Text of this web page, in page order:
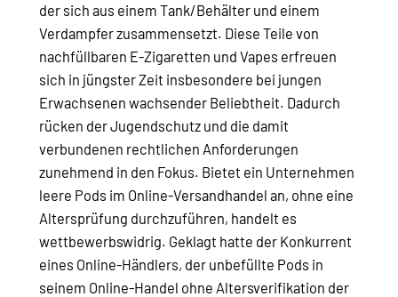
der sich aus einem Tank/Behälter und einem
Verdampfer zusammensetzt. Diese Teile von
nachfüllbaren E-Zigaretten und Vapes erfreuen
sich in jüngster Zeit insbesondere bei jungen
Erwachsenen wachsender Beliebtheit. Dadurch
rücken der Jugendschutz und die damit
verbundenen rechtlichen Anforderungen
zunehmend in den Fokus. Bietet ein Unternehmen
leere Pods im Online-Versandhandel an, ohne eine
Altersprüfung durchzuführen, handelt es
wettbewerbswidrig. Geklagt hatte der Konkurrent
eines Online-Händlers, der unbefüllte Pods in
seinem Online-Handel ohne Altersverifikation der